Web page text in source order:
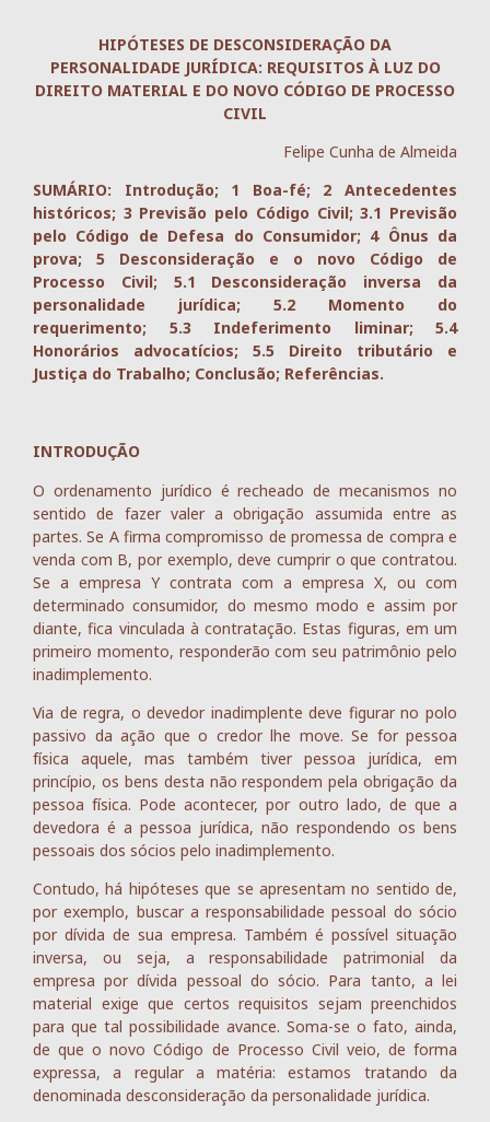
HIPÓTESES DE DESCONSIDERAÇÃO DA
PERSONALIDADE JURÍDICA: REQUISITOS À LUZ DO
DIREITO MATERIAL E DO NOVO CÓDIGO DE PROCESSO
CIVIL
Felipe Cunha de Almeida
SUMÁRIO: Introdução; 1 Boa-fé; 2 Antecedentes
históricos; 3 Previsão pelo Código Civil; 3.1 Previsão
pelo Código de Defesa do Consumidor; 4 Ônus da
prova; 5 Desconsideração e o novo Código de
Processo Civil; 5.1 Desconsideração inversa da
personalidade jurídica; 5.2 Momento do
requerimento; 5.3 Indeferimento liminar; 5.4
Honorários advocatícios; 5.5 Direito tributário e
Justiça do Trabalho; Conclusão; Referências.
INTRODUÇÃO
O ordenamento jurídico é recheado de mecanismos no
sentido de fazer valer a obrigação assumida entre as
partes. Se A firma compromisso de promessa de compra e
venda com B, por exemplo, deve cumprir o que contratou.
Se a empresa Y contrata com a empresa X, ou com
determinado consumidor, do mesmo modo e assim por
diante, fica vinculada à contratação. Estas figuras, em um
primeiro momento, responderão com seu patrimônio pelo
inadimplemento.
Via de regra, o devedor inadimplente deve figurar no polo
passivo da ação que o credor lhe move. Se for pessoa
física aquele, mas também tiver pessoa jurídica, em
princípio, os bens desta não respondem pela obrigação da
pessoa física. Pode acontecer, por outro lado, de que a
devedora é a pessoa jurídica, não respondendo os bens
pessoais dos sócios pelo inadimplemento.
Contudo, há hipóteses que se apresentam no sentido de,
por exemplo, buscar a responsabilidade pessoal do sócio
por dívida de sua empresa. Também é possível situação
inversa, ou seja, a responsabilidade patrimonial da
empresa por dívida pessoal do sócio. Para tanto, a lei
material exige que certos requisitos sejam preenchidos
para que tal possibilidade avance. Soma-se o fato, ainda,
de que o novo Código de Processo Civil veio, de forma
expressa, a regular a matéria: estamos tratando da
denominada desconsideração da personalidade jurídica.